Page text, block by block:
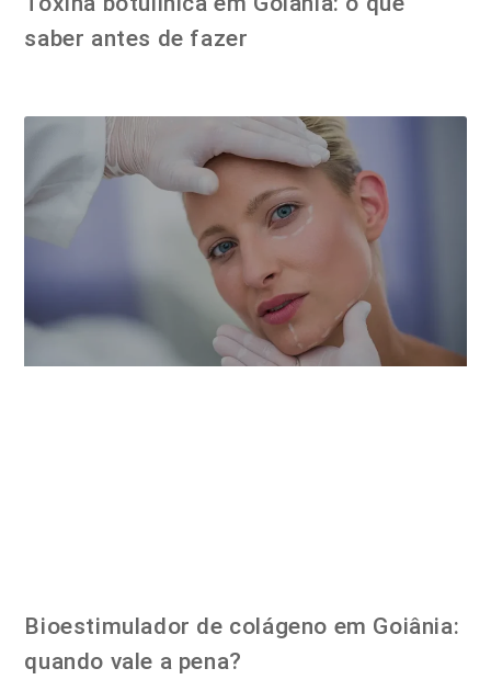
saber antes de fazer
Bioestimulador de colágeno em Goiânia:
quando vale a pena?